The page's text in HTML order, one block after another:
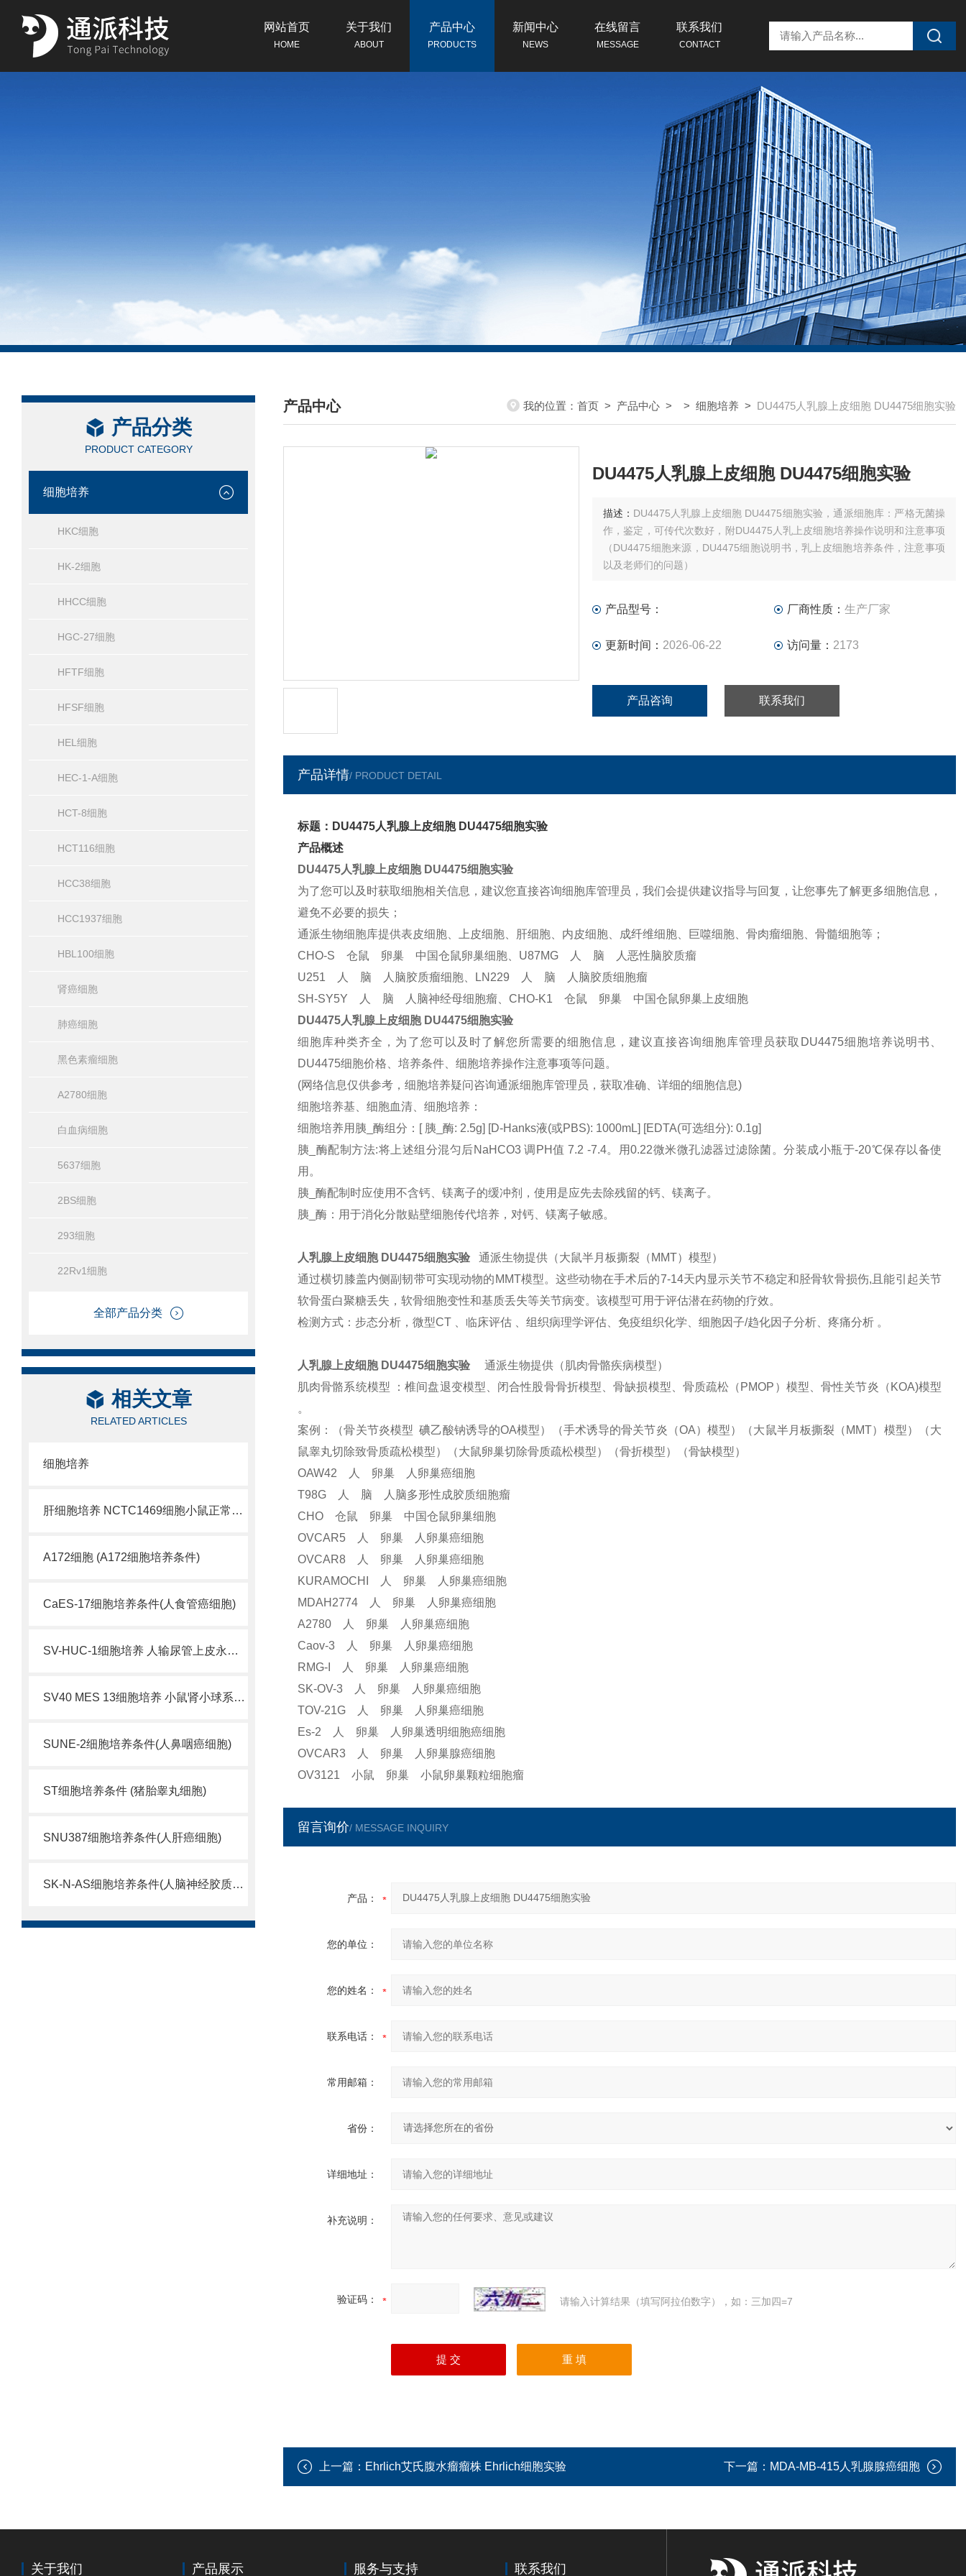
网站首页
HOME
关于我们
ABOUT
产品中心
PRODUCTS
新闻中心
NEWS
在线留言
MESSAGE
联系我们
CONTACT
产品分类
PRODUCT CATEGORY
细胞培养
HKC细胞
HK-2细胞
HHCC细胞
HGC-27细胞
HFTF细胞
HFSF细胞
HEL细胞
HEC-1-A细胞
HCT-8细胞
HCT116细胞
HCC38细胞
HCC1937细胞
HBL100细胞
肾癌细胞
肺癌细胞
黑色素瘤细胞
A2780细胞
白血病细胞
5637细胞
2BS细胞
293细胞
22Rv1细胞
全部产品分类
相关文章
RELATED ARTICLES
细胞培养
肝细胞培养 NCTC1469细胞小鼠正常肝细胞
A172细胞 (A172细胞培养条件)
CaES-17细胞培养条件(人食管癌细胞)
SV-HUC-1细胞培养 人输尿管上皮永生化细胞
SV40 MES 13细胞培养 小鼠肾小球系膜细胞
SUNE-2细胞培养条件(人鼻咽癌细胞)
ST细胞培养条件 (猪胎睾丸细胞)
SNU387细胞培养条件(人肝癌细胞)
SK-N-AS细胞培养条件(人脑神经胶质母细胞瘤)
产品中心
/ PRODUCTS CENTER
我的位置： 首页 > 产品中心 > > 细胞培养 > DU4475人乳腺上皮细胞 DU4475细胞实验
DU4475人乳腺上皮细胞 DU4475细胞实验
描述： DU4475人乳腺上皮细胞 DU4475细胞实验，通派细胞库：严格无菌操
作，鉴定，可传代次数好，附DU4475人乳上皮细胞培养操作说明和注意事项
（DU4475细胞来源，DU4475细胞说明书，乳上皮细胞培养条件，注意事项
以及老师们的问题）
产品型号： 厂商性质： 生产厂家
更新时间： 2026-06-22 访问量： 2173
产品咨询 联系我们
产品详情/ PRODUCT DETAIL
标题：DU4475人乳腺上皮细胞 DU4475细胞实验
产品概述
DU4475人乳腺上皮细胞 DU4475细胞实验
为了您可以及时获取细胞相关信息，建议您直接咨询细胞库管理员，我们会提供建议指导与回复，让您事先了解更多细胞信息，
避免不必要的损失；
通派生物细胞库提供表皮细胞、上皮细胞、肝细胞、内皮细胞、成纤维细胞、巨噬细胞、骨肉瘤细胞、骨髓细胞等；
CHO-S 仓鼠 卵巢 中国仓鼠卵巢细胞、U87MG 人 脑 人恶性脑胶质瘤
U251 人 脑 人脑胶质瘤细胞、LN229 人 脑 人脑胶质细胞瘤
SH-SY5Y 人 脑 人脑神经母细胞瘤、CHO-K1 仓鼠 卵巢 中国仓鼠卵巢上皮细胞
DU4475人乳腺上皮细胞 DU4475细胞实验
细胞库种类齐全，为了您可以及时了解您所需要的细胞信息，建议直接咨询细胞库管理员获取DU4475细胞培养说明书、
DU4475细胞价格、培养条件、细胞培养操作注意事项等问题。
(网络信息仅供参考，细胞培养疑问咨询通派细胞库管理员，获取准确、详细的细胞信息)
细胞培养基、细胞血清、细胞培养：
细胞培养用胰_酶组分：[ 胰_酶: 2.5g] [D-Hanks液(或PBS): 1000mL] [EDTA(可选组分): 0.1g]
胰_酶配制方法:将上述组分混匀后NaHCO3 调PH值 7.2 -7.4。用0.22微米微孔滤器过滤除菌。分装成小瓶于-20℃保存以备使
用。
胰_酶配制时应使用不含钙、镁离子的缓冲剂，使用是应先去除残留的钙、镁离子。
胰_酶：用于消化分散贴壁细胞传代培养，对钙、镁离子敏感。
人乳腺上皮细胞 DU4475细胞实验 通派生物提供（大鼠半月板撕裂（MMT）模型）
通过横切膝盖内侧副韧带可实现动物的MMT模型。这些动物在手术后的7-14天内显示关节不稳定和胫骨软骨损伤,且能引起关节
软骨蛋白聚糖丢失，软骨细胞变性和基质丢失等关节病变。该模型可用于评估潜在药物的疗效。
检测方式：步态分析，微型CT 、临床评估 、组织病理学评估、免疫组织化学、细胞因子/趋化因子分析、疼痛分析 。
人乳腺上皮细胞 DU4475细胞实验 通派生物提供（肌肉骨骼疾病模型）
肌肉骨骼系统模型 ：椎间盘退变模型、闭合性股骨骨折模型、骨缺损模型、骨质疏松（PMOP）模型、骨性关节炎（KOA)模型
。
案例：（骨关节炎模型 碘乙酸钠诱导的OA模型）（手术诱导的骨关节炎（OA）模型）（大鼠半月板撕裂（MMT）模型）（大
鼠睾丸切除致骨质疏松模型）（大鼠卵巢切除骨质疏松模型）（骨折模型）（骨缺模型）
OAW42 人 卵巢 人卵巢癌细胞
T98G 人 脑 人脑多形性成胶质细胞瘤
CHO 仓鼠 卵巢 中国仓鼠卵巢细胞
OVCAR5 人 卵巢 人卵巢癌细胞
OVCAR8 人 卵巢 人卵巢癌细胞
KURAMOCHI 人 卵巢 人卵巢癌细胞
MDAH2774 人 卵巢 人卵巢癌细胞
A2780 人 卵巢 人卵巢癌细胞
Caov-3 人 卵巢 人卵巢癌细胞
RMG-I 人 卵巢 人卵巢癌细胞
SK-OV-3 人 卵巢 人卵巢癌细胞
TOV-21G 人 卵巢 人卵巢癌细胞
Es-2 人 卵巢 人卵巢透明细胞癌细胞
OVCAR3 人 卵巢 人卵巢腺癌细胞
OV3121 小鼠 卵巢 小鼠卵巢颗粒细胞瘤
留言询价/ MESSAGE INQUIRY
产品：
您的单位：
您的姓名：
联系电话：
常用邮箱：
省份：
详细地址：
补充说明：
验证码： 请输入计算结果（填写阿拉伯数字），如：三加四=7
上一篇： Ehrlich艾氏腹水瘤瘤株 Ehrlich细胞实验 下一篇： MDA-MB-415人乳腺腺癌细胞
关于我们 产品展示 服务与支持 联系我们